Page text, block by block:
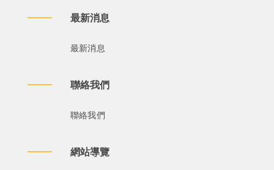
最新消息
最新消息
聯絡我們
聯絡我們
網站導覽